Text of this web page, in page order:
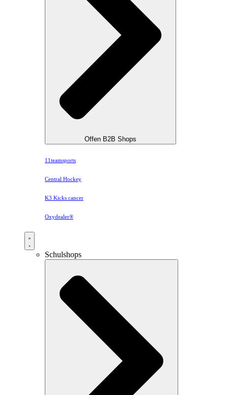
Offen B2B Shops
11teamsports
Central Hockey
K3 Kicks cancer
Oxydealer®
Schulshops